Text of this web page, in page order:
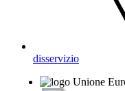
disservizio